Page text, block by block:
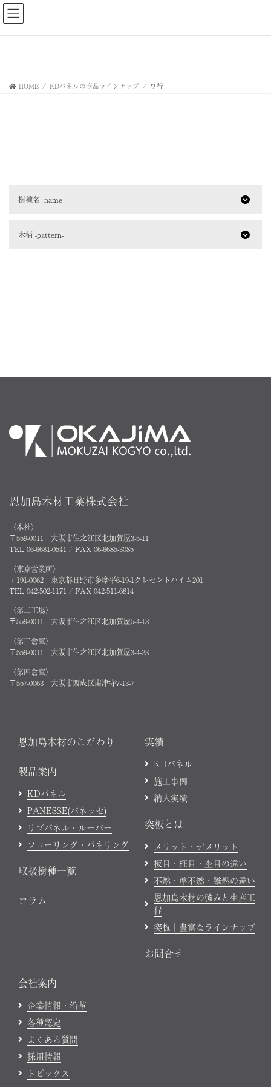
コ
ン
ナ
ビ
HOME KDパネルの商品ラインナップ ワ行
樹種名 -name-
木柄 -pattern-
恩加島木材工業株式会社
〈本社〉
〒559-0011 大阪市住之江区北加賀屋3-5-11
TEL 06-6681-0541 / FAX 06-6685-3085
〈東京営業所〉
〒191-0062 東京都日野市多摩平6-19-1クレセントハイム201
TEL 042-502-1171 / FAX 042-511-6814
〈第二工場〉
〒559-0011 大阪市住之江区北加賀屋5-4-13
〈第三倉庫〉
〒559-0011 大阪市住之江区北加賀屋3-4-23
〈第四倉庫〉
〒557-0063 大阪市西成区南津守7-13-7
恩加島木材のこだわり
製品案内
KDパネル
PANESSE(パネッセ)
リブパネル・ルーバー
フローリング・パネリング
取扱樹種一覧
コラム
実績
KDパネル
施工事例
納入実績
突板とは
メリット・デメリット
板目・柾目・杢目の違い
不燃・準不燃・難燃の違い
恩加島木材の強みと生産工
程
突板｜豊富なラインナップ
お問合せ
会社案内
企業情報・沿革
各種認定
よくある質問
採用情報
トピックス